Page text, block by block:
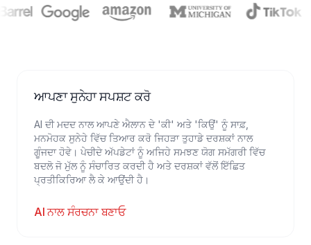
ਆਪਣਾ ਸੁਨੇਹਾ ਸਪਸ਼ਟ ਕਰੋ
AI ਦੀ ਮਦਦ ਨਾਲ ਆਪਣੇ ਐਲਾਨ ਦੇ 'ਕੀ' ਅਤੇ 'ਕਿਉਂ' ਨੂੰ ਸਾਫ਼,
ਮਨਮੋਹਕ ਸੁਨੇਹੇ ਵਿੱਚ ਤਿਆਰ ਕਰੋ ਜਿਹੜਾ ਤੁਹਾਡੇ ਦਰਸ਼ਕਾਂ ਨਾਲ
ਗੂੰਜਦਾ ਹੋਵੇ। ਪੇਚੀਦੇ ਅੱਪਡੇਟਾਂ ਨੂੰ ਅਜਿਹੇ ਸਮਝਣ ਯੋਗ ਸਮੱਗਰੀ ਵਿੱਚ
ਬਦਲੋ ਜੋ ਮੁੱਲ ਨੂੰ ਸੰਚਾਰਿਤ ਕਰਦੀ ਹੈ ਅਤੇ ਦਰਸ਼ਕਾਂ ਵੱਲੋਂ ਇੱਛਿਤ
ਪ੍ਰਤੀਕਿਰਿਆ ਲੈ ਕੇ ਆਉਂਦੀ ਹੈ।
AI ਨਾਲ ਸੰਰਚਨਾ ਬਣਾਓ